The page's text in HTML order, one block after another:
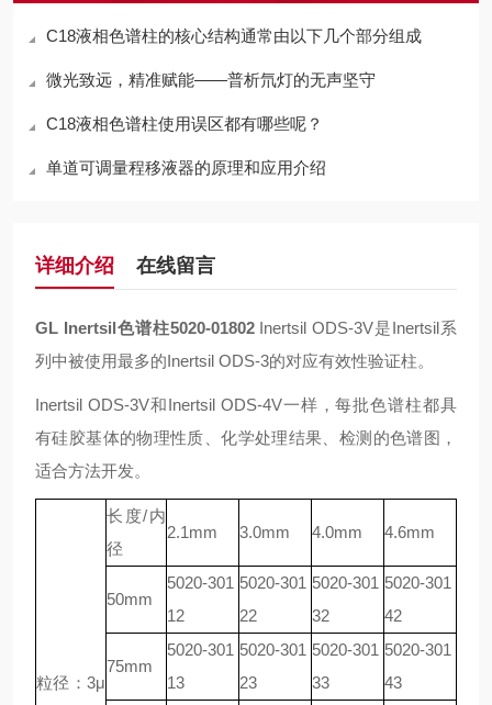
C18液相色谱柱的核心结构通常由以下几个部分组成
微光致远，精准赋能——普析氘灯的无声坚守
C18液相色谱柱使用误区都有哪些呢？
单道可调量程移液器的原理和应用介绍
详细介绍 在线留言
GL Inertsil色谱柱5020-01802 Inertsil ODS-3V是Inertsil系
列中被使用最多的Inertsil ODS-3的对应有效性验证柱。
Inertsil ODS-3V和Inertsil ODS-4V一样，每批色谱柱都具
有硅胶基体的物理性质、化学处理结果、检测的色谱图，
适合方法开发。
粒径：3μ
长度/内
径
2.1mm 3.0mm 4.0mm 4.6mm
50mm
5020-301
12
5020-301
22
5020-301
32
5020-301
42
75mm
5020-301
13
5020-301
23
5020-301
33
5020-301
43